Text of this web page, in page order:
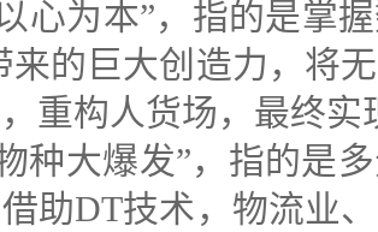
心为本”，指的是掌
来的巨大创造力，将
重构人货场，最终实
种大爆发”，指的是
助DT技术，物流业